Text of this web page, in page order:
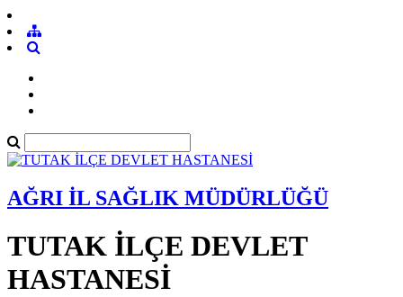
AĞRI İL SAĞLIK MÜDÜRLÜĞÜ
TUTAK İLÇE DEVLET
HASTANESİ